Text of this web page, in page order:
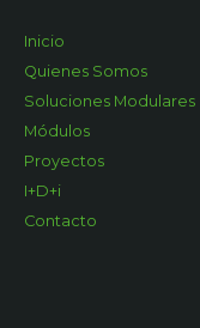
Inicio
Quienes Somos
Soluciones Modulares
Módulos
Proyectos
I+D+i
Contacto